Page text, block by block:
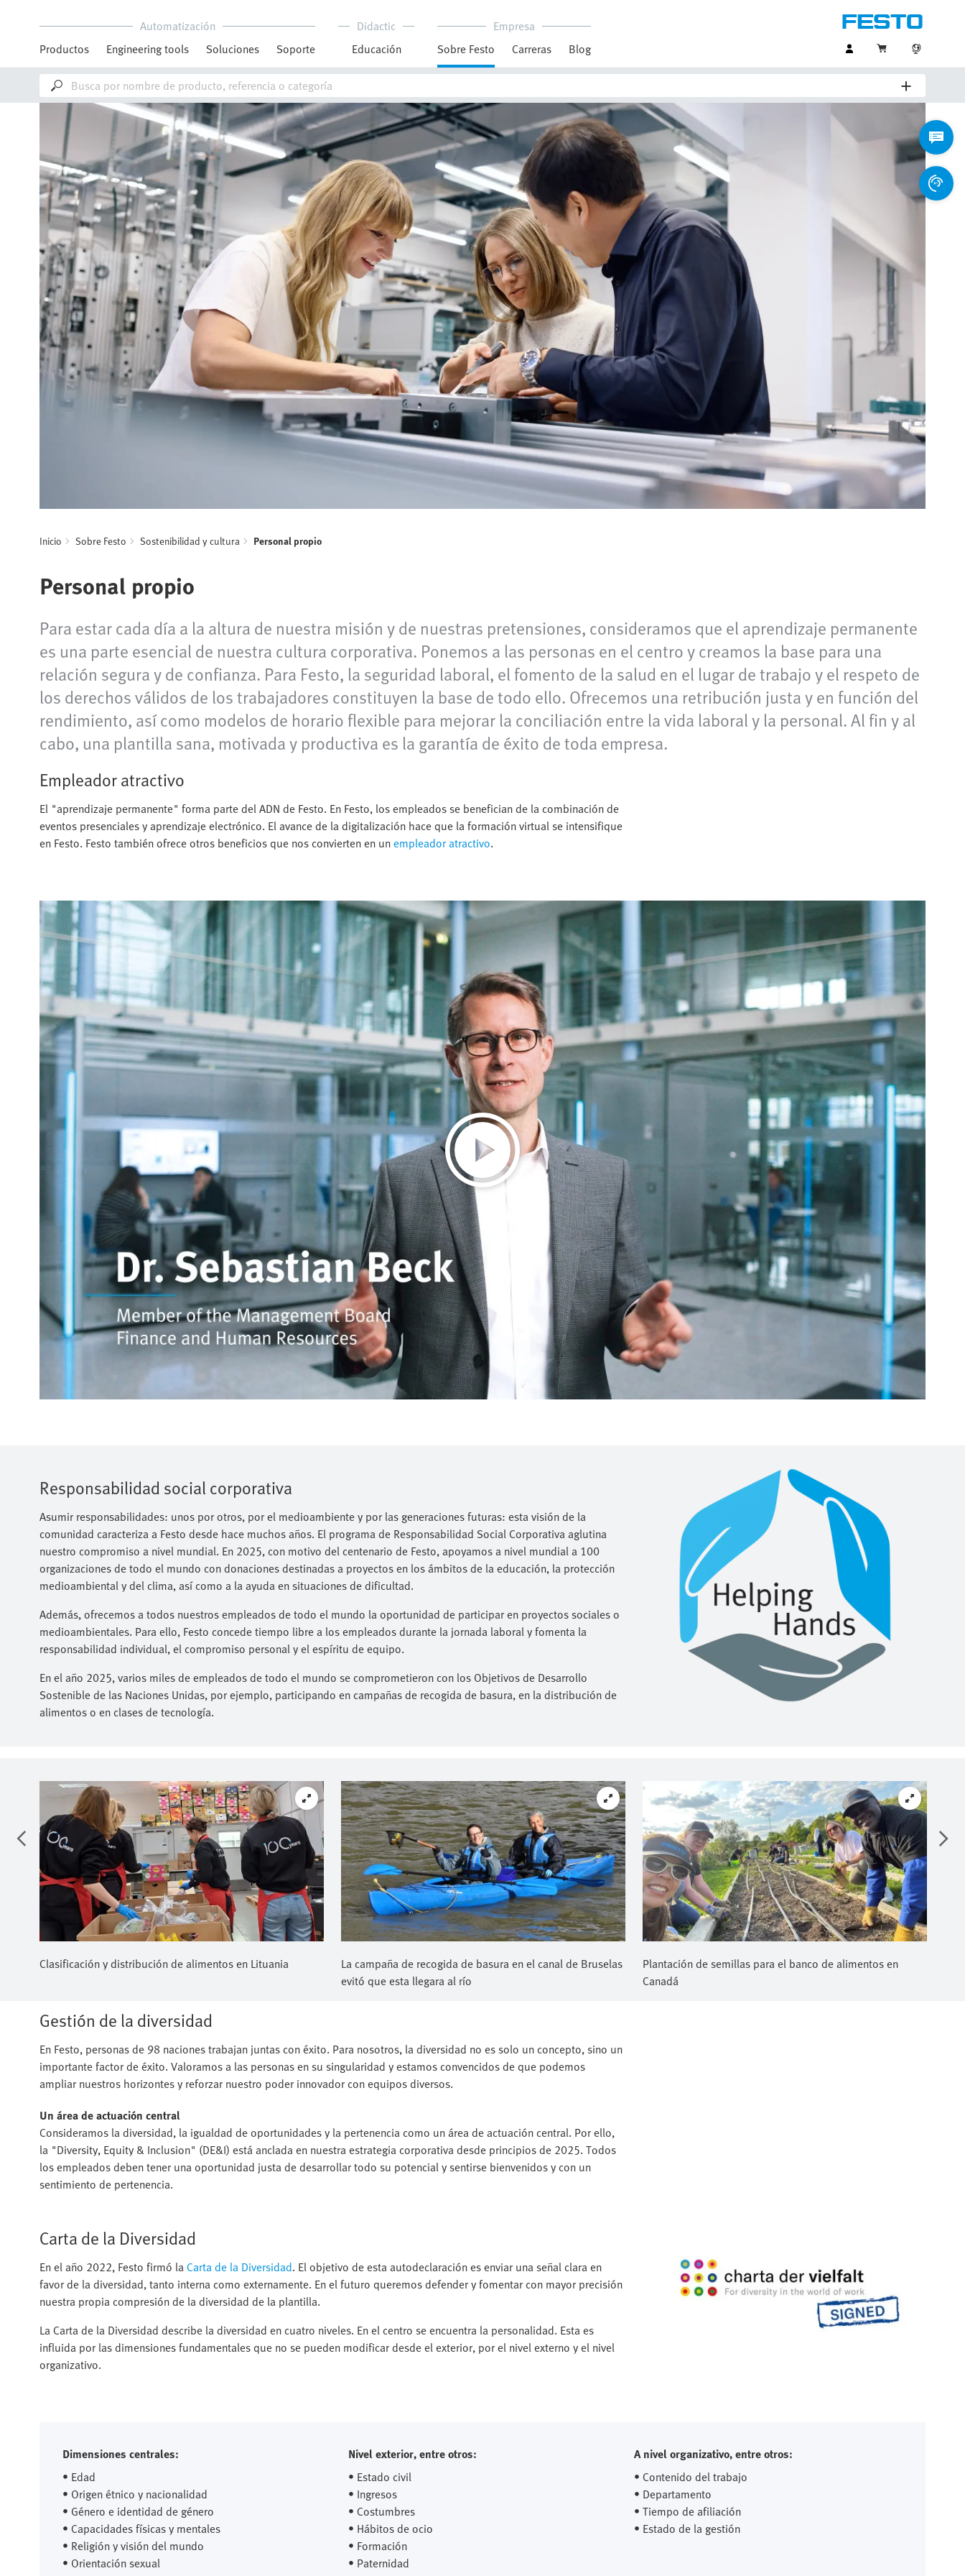
Automatización
Productos
Engineering tools Soluciones Soporte
Didactic
Educación
Empresa
Sobre Festo
Carreras Blog
Inicio Sobre Festo Sostenibilidad y cultura Personal propio
Personal propio
Para estar cada día a la altura de nuestra misión y de nuestras pretensiones, consideramos que el aprendizaje permanente
es una parte esencial de nuestra cultura corporativa. Ponemos a las personas en el centro y creamos la base para una
relación segura y de confianza. Para Festo, la seguridad laboral, el fomento de la salud en el lugar de trabajo y el respeto de
los derechos válidos de los trabajadores constituyen la base de todo ello. Ofrecemos una retribución justa y en función del
rendimiento, así como modelos de horario flexible para mejorar la conciliación entre la vida laboral y la personal. Al fin y al
cabo, una plantilla sana, motivada y productiva es la garantía de éxito de toda empresa.
Empleador atractivo
El "aprendizaje permanente" forma parte del ADN de Festo. En Festo, los empleados se benefician de la combinación de
eventos presenciales y aprendizaje electrónico. El avance de la digitalización hace que la formación virtual se intensifique
en Festo. Festo también ofrece otros beneficios que nos convierten en unempleador atractivo.
Responsabilidad social corporativa
Asumir responsabilidades: unos por otros, por el medioambiente y por las generaciones futuras: esta visión de la
comunidad caracteriza a Festo desde hace muchos años. El programa de Responsabilidad Social Corporativa aglutina
nuestro compromiso a nivel mundial. En 2025, con motivo del centenario de Festo, apoyamos a nivel mundial a 100
organizaciones de todo el mundo con donaciones destinadas a proyectos en los ámbitos de la educación, la protección
medioambiental y del clima, así como a la ayuda en situaciones de dificultad.
Además, ofrecemos a todos nuestros empleados de todo el mundo la oportunidad de participar en proyectos sociales o
medioambientales. Para ello, Festo concede tiempo libre a los empleados durante la jornada laboral y fomenta la
responsabilidad individual, el compromiso personal y el espíritu de equipo.
En el año 2025, varios miles de empleados de todo el mundo se comprometieron con los Objetivos de Desarrollo
Sostenible de las Naciones Unidas, por ejemplo, participando en campañas de recogida de basura, en la distribución de
alimentos o en clases de tecnología.
Clasificación y distribución de alimentos en Lituania
La campaña de recogida de basura en el canal de Bruselas
evitó que esta llegara al río
Plantación de semillas para el banco de alimentos en
Canadá
Gestión de la diversidad
En Festo, personas de 98 naciones trabajan juntas con éxito. Para nosotros, la diversidad no es solo un concepto, sino un
importante factor de éxito. Valoramos a las personas en su singularidad y estamos convencidos de que podemos
ampliar nuestros horizontes y reforzar nuestro poder innovador con equipos diversos.
Un área de actuación central
Consideramos la diversidad, la igualdad de oportunidades y la pertenencia como un área de actuación central. Por ello,
la "Diversity, Equity & Inclusion" (DE&I) está anclada en nuestra estrategia corporativa desde principios de 2025. Todos
los empleados deben tener una oportunidad justa de desarrollar todo su potencial y sentirse bienvenidos y con un
sentimiento de pertenencia.
Carta de la Diversidad
En el año 2022, Festo firmó laCarta de la Diversidad. El objetivo de esta autodeclaración es enviar una señal clara en
favor de la diversidad, tanto interna como externamente. En el futuro queremos defender y fomentar con mayor precisión
nuestra propia compresión de la diversidad de la plantilla.
La Carta de la Diversidad describe la diversidad en cuatro niveles. En el centro se encuentra la personalidad. Esta es
influida por las dimensiones fundamentales que no se pueden modificar desde el exterior, por el nivel externo y el nivel
organizativo.
Dimensiones centrales:
• Edad
• Origen étnico y nacionalidad
• Género e identidad de género
• Capacidades físicas y mentales
• Religión y visión del mundo
• Orientación sexual
Nivel exterior, entre otros:
• Estado civil
• Ingresos
• Costumbres
• Hábitos de ocio
• Formación
• Paternidad
A nivel organizativo, entre otros:
• Contenido del trabajo
• Departamento
• Tiempo de afiliación
• Estado de la gestión